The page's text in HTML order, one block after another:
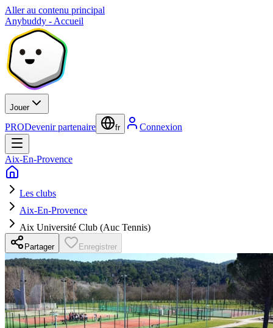
Aller au contenu principal
Anybuddy - Accueil
Jouer
PRODevenir partenaire fr Connexion
Aix-En-Provence
Les clubs
Aix-En-Provence
Aix Université Club (Auc Tennis)
Partager Enregistrer